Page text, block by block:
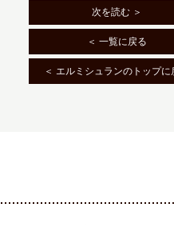
次を読む ＞
＜ 一覧に戻る
＜ エルミシュランのトップに